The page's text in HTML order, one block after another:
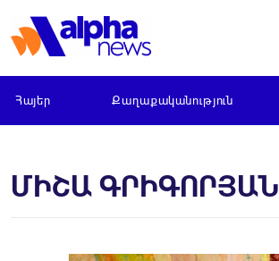
Հայեր Քաղաքականություն
ՄԻՇԱ ԳՐԻԳՈՐՅԱՆ